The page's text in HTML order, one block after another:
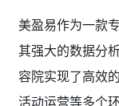
美盈易作为一款
其强大的数据分
容院实现了高效
活动运营等多个